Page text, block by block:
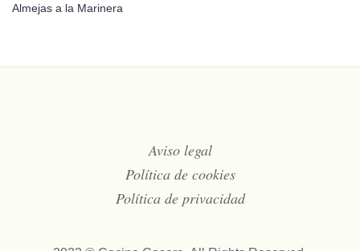
Almejas a la Marinera
Aviso legal
Política de cookies
Política de privacidad